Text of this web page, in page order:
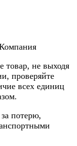
товар, не выходя
проверяйте
всех единиц
потерю,